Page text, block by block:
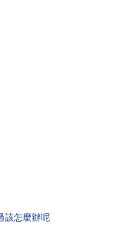
該怎麼辦呢